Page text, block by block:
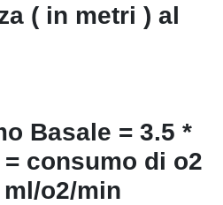
in metri ) al
Basale = 3.5 *
consumo di o2
o2/min